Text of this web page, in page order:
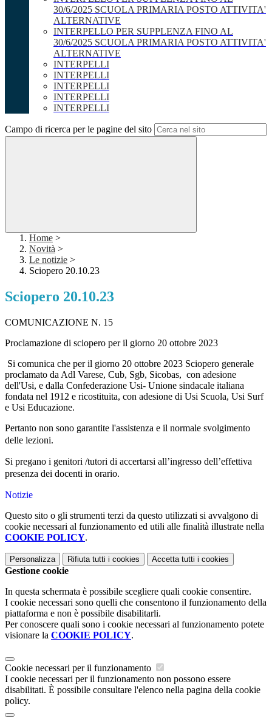
30/6/2025 SCUOLA PRIMARIA POSTO ATTIVITA'
ALTERNATIVE
INTERPELLO PER SUPPLENZA FINO AL
30/6/2025 SCUOLA PRIMARIA POSTO ATTIVITA'
ALTERNATIVE
INTERPELLI
INTERPELLI
INTERPELLI
INTERPELLI
INTERPELLI
Campo di ricerca per le pagine del sito
Home >
Novità >
Le notizie >
Sciopero 20.10.23
Sciopero 20.10.23
COMUNICAZIONE N. 15
Proclamazione di sciopero per il giorno 20 ottobre 2023
Si comunica che per il giorno 20 ottobre 2023 Sciopero generale
proclamato da Adl Varese, Cub, Sgb, Sicobas, con adesione
dell'Usi, e dalla Confederazione Usi- Unione sindacale italiana
fondata nel 1912 e ricostituita, con adesione di Usi Scuola, Usi Surf
e Usi Educazione.
Pertanto non sono garantite l'assistenza e il normale svolgimento
delle lezioni.
Si pregano i genitori /tutori di accertarsi all’ingresso dell’effettiva
presenza dei docenti in orario.
Notizie
Questo sito o gli strumenti terzi da questo utilizzati si avvalgono di
cookie necessari al funzionamento ed utili alle finalità illustrate nella
COOKIE POLICY.
Personalizza Rifiuta tutti i cookies Accetta tutti i cookies
Gestione cookie
In questa schermata è possibile scegliere quali cookie consentire.
I cookie necessari sono quelli che consentono il funzionamento della
piattaforma e non è possibile disabilitarli.
Per conoscere quali sono i cookie necessari al funzionamento potete
visionare la COOKIE POLICY.
Cookie necessari per il funzionamento
I cookie necessari per il funzionamento non possono essere
disabilitati. È possibile consultare l'elenco nella pagina della cookie
policy.